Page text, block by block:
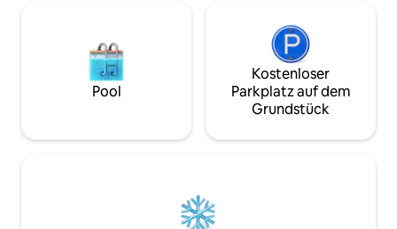
Pool
Kostenloser
Parkplatz auf dem
Grundstück